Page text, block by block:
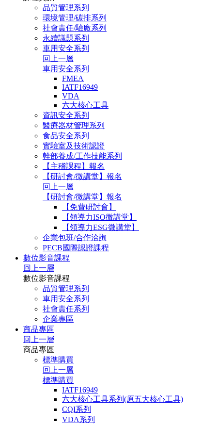
品質管理系列
環境管理/碳排系列
社會責任/驗廠系列
永續議題系列
車用安全系列
回上一層
車用安全系列
FMEA
IATF16949
VDA
六大核心工具
資訊安全系列
醫療器材管理系列
食品安全系列
實驗室及技術認證
幹部養成/工作技能系列
【主稽課程】報名
【研討會/微講堂】報名
回上一層
【研討會/微講堂】報名
【免費研討會】
【領導力ISO微講堂】
【領導力ESG微講堂】
企業包班/合作洽詢
PECB國際認證課程
數位影音課程
回上一層
數位影音課程
品質管理系列
車用安全系列
社會責任系列
企業專區
商品專區
回上一層
商品專區
標準購買
回上一層
標準購買
IATF16949
六大核心工具系列(原五大核心工具)
CQI系列
VDA系列